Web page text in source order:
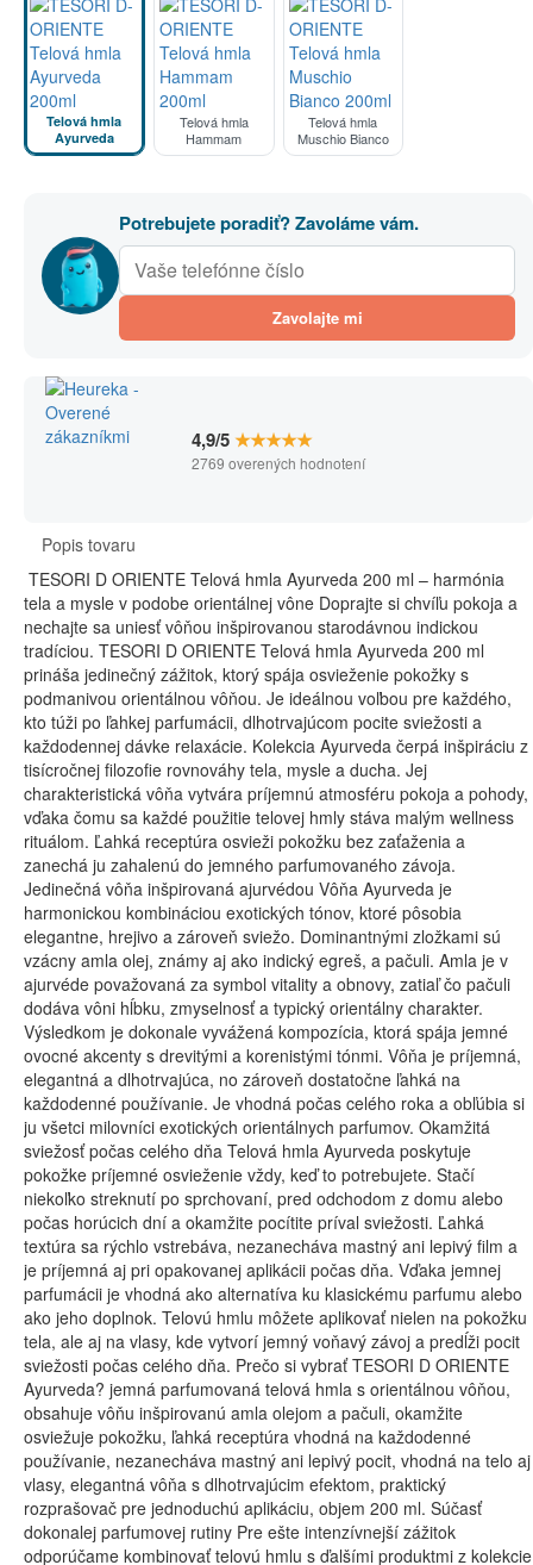
Telová hmla
Ayurveda
Telová hmla
Hammam
Telová hmla
Muschio Bianco
Potrebujete poradiť? Zavoláme vám.
Zavolajte mi
4,9/5★★★★★
2769 overených hodnotení
Popis tovaru
TESORI D ORIENTE Telová hmla Ayurveda 200 ml – harmónia
tela a mysle v podobe orientálnej vône Doprajte si chvíľu pokoja a
nechajte sa uniesť vôňou inšpirovanou starodávnou indickou
tradíciou. TESORI D ORIENTE Telová hmla Ayurveda 200 ml
prináša jedinečný zážitok, ktorý spája osvieženie pokožky s
podmanivou orientálnou vôňou. Je ideálnou voľbou pre každého,
kto túži po ľahkej parfumácii, dlhotrvajúcom pocite sviežosti a
každodennej dávke relaxácie. Kolekcia Ayurveda čerpá inšpiráciu z
tisícročnej filozofie rovnováhy tela, mysle a ducha. Jej
charakteristická vôňa vytvára príjemnú atmosféru pokoja a pohody,
vďaka čomu sa každé použitie telovej hmly stáva malým wellness
rituálom. Ľahká receptúra osvieži pokožku bez zaťaženia a
zanechá ju zahalenú do jemného parfumovaného závoja.
Jedinečná vôňa inšpirovaná ajurvédou Vôňa Ayurveda je
harmonickou kombináciou exotických tónov, ktoré pôsobia
elegantne, hrejivo a zároveň sviežo. Dominantnými zložkami sú
vzácny amla olej, známy aj ako indický egreš, a pačuli. Amla je v
ajurvéde považovaná za symbol vitality a obnovy, zatiaľ čo pačuli
dodáva vôni hĺbku, zmyselnosť a typický orientálny charakter.
Výsledkom je dokonale vyvážená kompozícia, ktorá spája jemné
ovocné akcenty s drevitými a korenistými tónmi. Vôňa je príjemná,
elegantná a dlhotrvajúca, no zároveň dostatočne ľahká na
každodenné používanie. Je vhodná počas celého roka a obľúbia si
ju všetci milovníci exotických orientálnych parfumov. Okamžitá
sviežosť počas celého dňa Telová hmla Ayurveda poskytuje
pokožke príjemné osvieženie vždy, keď to potrebujete. Stačí
niekoľko streknutí po sprchovaní, pred odchodom z domu alebo
počas horúcich dní a okamžite pocítite príval sviežosti. Ľahká
textúra sa rýchlo vstrebáva, nezanecháva mastný ani lepivý film a
je príjemná aj pri opakovanej aplikácii počas dňa. Vďaka jemnej
parfumácii je vhodná ako alternatíva ku klasickému parfumu alebo
ako jeho doplnok. Telovú hmlu môžete aplikovať nielen na pokožku
tela, ale aj na vlasy, kde vytvorí jemný voňavý závoj a predĺži pocit
sviežosti počas celého dňa. Prečo si vybrať TESORI D ORIENTE
Ayurveda? jemná parfumovaná telová hmla s orientálnou vôňou,
obsahuje vôňu inšpirovanú amla olejom a pačuli, okamžite
osviežuje pokožku, ľahká receptúra vhodná na každodenné
používanie, nezanecháva mastný ani lepivý pocit, vhodná na telo aj
vlasy, elegantná vôňa s dlhotrvajúcim efektom, praktický
rozprašovač pre jednoduchú aplikáciu, objem 200 ml. Súčasť
dokonalej parfumovej rutiny Pre ešte intenzívnejší zážitok
odporúčame kombinovať telovú hmlu s ďalšími produktmi z kolekcie